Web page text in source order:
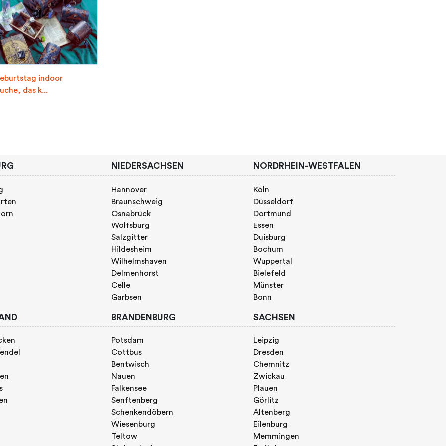
indoor
das k...
NIEDERSACHSEN
Hannover
Braunschweig
Osnabrück
Wolfsburg
Salzgitter
Hildesheim
Wilhelmshaven
Delmenhorst
Celle
Garbsen
NORDRHEIN-WESTFALEN
Köln
Düsseldorf
Dortmund
Essen
Duisburg
Bochum
Wuppertal
Bielefeld
Münster
Bonn
BRANDENBURG
Potsdam
Cottbus
Bentwisch
Nauen
Falkensee
Senftenberg
Schenkendöbern
Wiesenburg
Teltow
SACHSEN
Leipzig
Dresden
Chemnitz
Zwickau
Plauen
Görlitz
Altenberg
Eilenburg
Memmingen